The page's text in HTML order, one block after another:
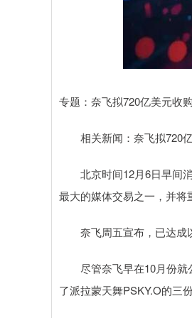
专题：奈飞拟720亿美元收
相关新闻：奈飞拟720亿
北京时间12月6日早间消
最大的媒体交易之一，并将
奈飞周五宣布，已达成以
尽管奈飞早在10月份就
了派拉蒙天舞PSKY.O的三